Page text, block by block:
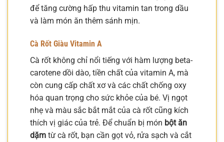
để tăng cường hấp thu vitamin tan trong dầu
và làm món ăn thêm sánh mịn.
Cà Rốt Giàu Vitamin A
Cà rốt không chỉ nổi tiếng với hàm lượng beta-
carotene dồi dào, tiền chất của vitamin A, mà
còn cung cấp chất xơ và các chất chống oxy
hóa quan trọng cho sức khỏe của bé. Vị ngọt
nhẹ và màu sắc bắt mắt của cà rốt cũng kích
thích vị giác của trẻ. Để chuẩn bị món bột ăn
dặm từ cà rốt, bạn cần gọt vỏ, rửa sạch và cắt